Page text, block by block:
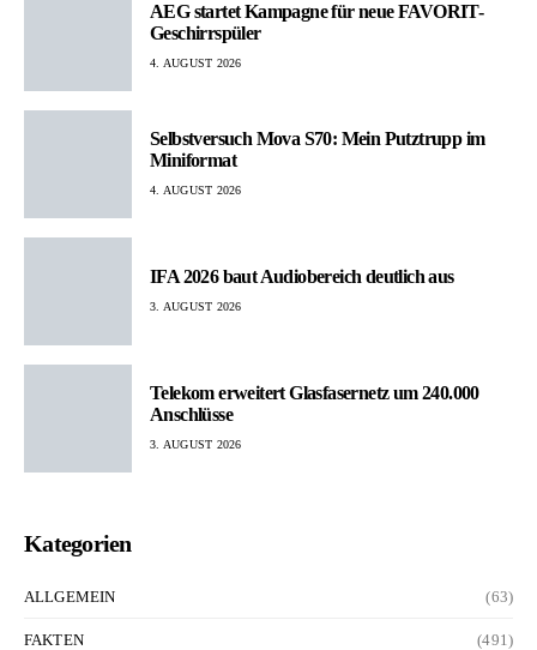
AEG startet Kampagne für neue FAVORIT-
Geschirrspüler
4. AUGUST 2026
Selbstversuch Mova S70: Mein Putztrupp im
Miniformat
4. AUGUST 2026
IFA 2026 baut Audiobereich deutlich aus
3. AUGUST 2026
Telekom erweitert Glasfasernetz um 240.000
Anschlüsse
3. AUGUST 2026
Kategorien
ALLGEMEIN (63)
FAKTEN (491)